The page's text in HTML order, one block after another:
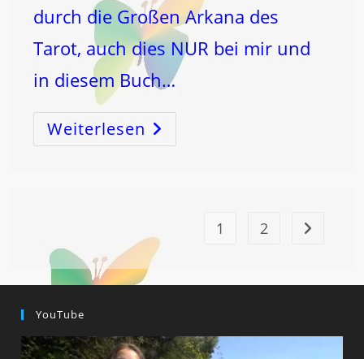
durch die Großen Arkana des
Tarot, auch dies NUR bei mir und
in diesem Buch…
Weiterlesen Dein
LEBENSthema
Und
1 2 Zur
YouTube